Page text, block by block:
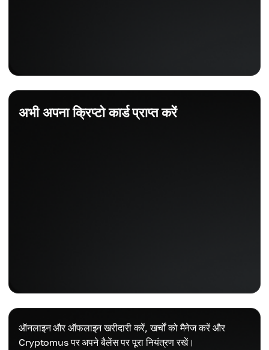
अभी अपना क्रिप्टो कार्ड प्राप्त करें
ऑनलाइन और ऑफलाइन खरीदारी करें, खर्चों को मैनेज करें और
Cryptomus पर अपने बैलेंस पर पूरा नियंत्रण रखें।